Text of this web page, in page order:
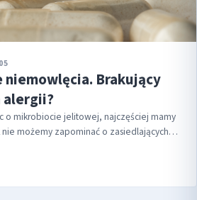
niemowlęcia. Brakujący
alergii?
o mikrobiocie jelitowej, najczęściej mamy
możemy zapominać o zasiedlających